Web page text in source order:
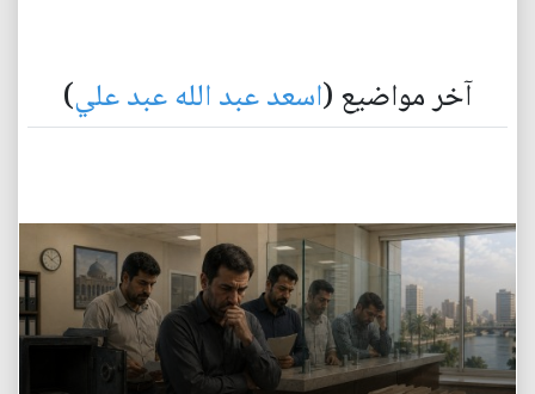
آخر مواضيع (اسعد عبد الله عبد علي)